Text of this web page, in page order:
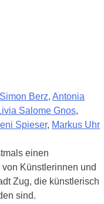
Simon Berz, Antonia
Salome Gnos,
Spieser, Markus Uhr
einen
Künstlerinnen und
Zug, die künstlerisch
sind.